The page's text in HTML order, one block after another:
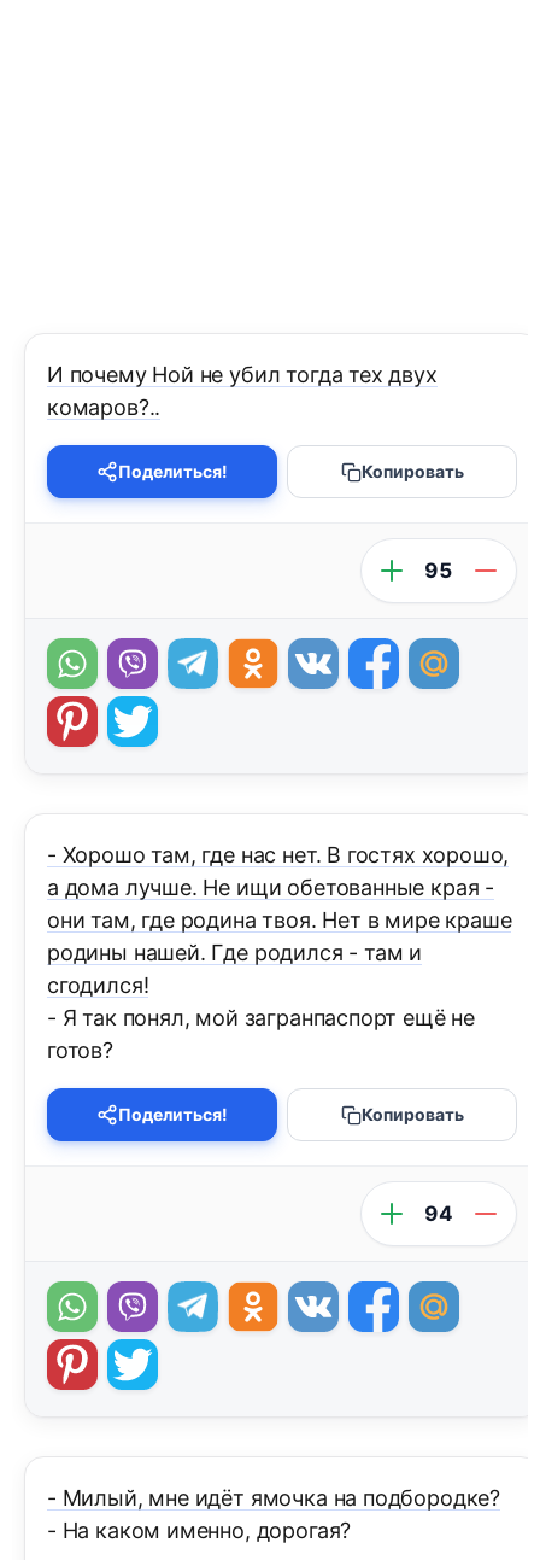
И почему Ной не убил тогда тех двух
комаров?..
Поделиться! Копировать
95
- Хорошо там, где нас нет. В гостях хорошо,
а дома лучше. Не ищи обетованные края -
они там, где родина твоя. Нет в мире краше
родины нашей. Где родился - там и
сгодился!
- Я так понял, мой загранпаспорт ещё не
готов?
Поделиться! Копировать
94
- Милый, мне идёт ямочка на подбородке?
- На каком именно, дорогая?